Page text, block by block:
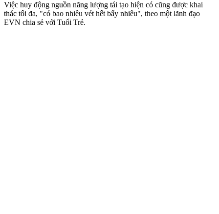
Việc huy động nguồn năng lượng tái tạo hiện có cũng được khai
thác tối đa, "có bao nhiêu vét hết bấy nhiêu", theo một lãnh đạo
EVN chia sẻ với Tuổi Trẻ.